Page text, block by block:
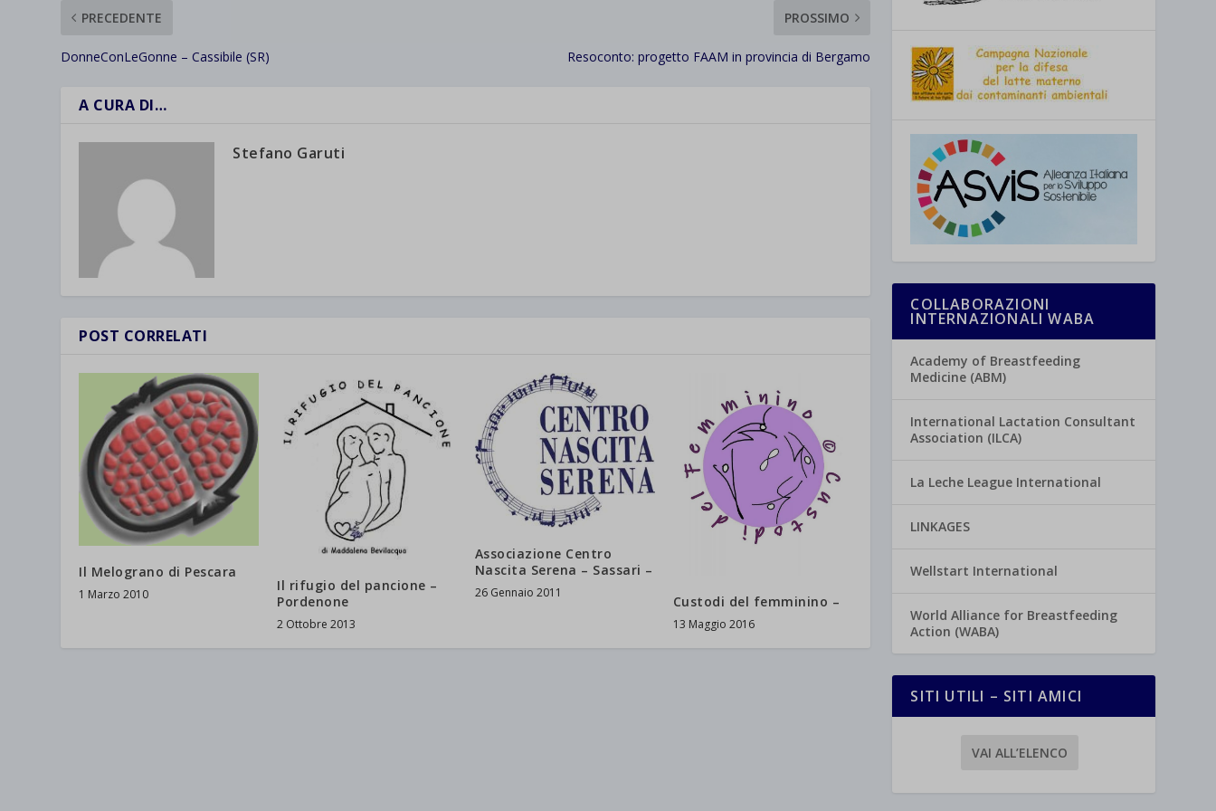
PRECEDENTE
DonneConLeGonne – Cassibile (SR)
PROSSIMO
Resoconto: progetto FAAM in provincia di Bergamo
A CURA DI…
Stefano Garuti
POST CORRELATI
Il Melograno di Pescara
1 Marzo 2010
Il rifugio del pancione –
Pordenone
2 Ottobre 2013
Associazione Centro
Nascita Serena – Sassari –
26 Gennaio 2011
Custodi del femminino –
13 Maggio 2016
COLLABORAZIONI
INTERNAZIONALI WABA
Academy of Breastfeeding
Medicine (ABM)
International Lactation Consultant
Association (ILCA)
La Leche League International
LINKAGES
Wellstart International
World Alliance for Breastfeeding
Action (WABA)
SITI UTILI – SITI AMICI
VAI ALL’ELENCO